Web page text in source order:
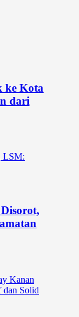
ke Kota
dari